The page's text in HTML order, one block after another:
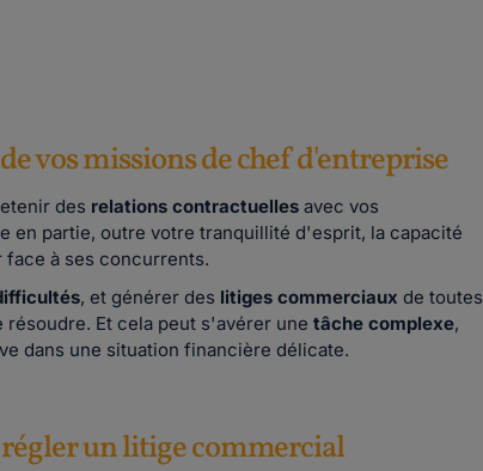
vos missions de chef d'entreprise
des relations contractuelles avec vos
en partie, outre votre tranquillité d'esprit, la capacité
face à ses concurrents.
, et générer des litiges commerciaux de toutes
Et cela peut s'avérer une tâche complexe,
dans une situation financière délicate.
un litige commercial